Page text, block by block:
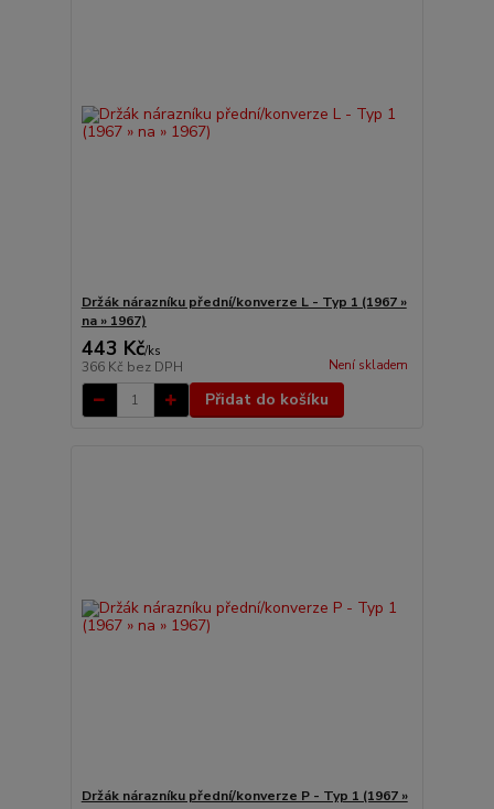
Držák nárazníku přední/konverze L - Typ 1 (1967 »
na » 1967)
443 Kč/ks
366 Kč bez DPH Není skladem
Přidat do košíku
Držák nárazníku přední/konverze P - Typ 1 (1967 »